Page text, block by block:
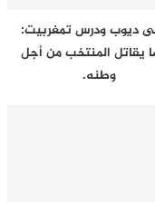
ديوب ودرس تمغربيت:
يقاتل المنتخب من أجل
وطنه.